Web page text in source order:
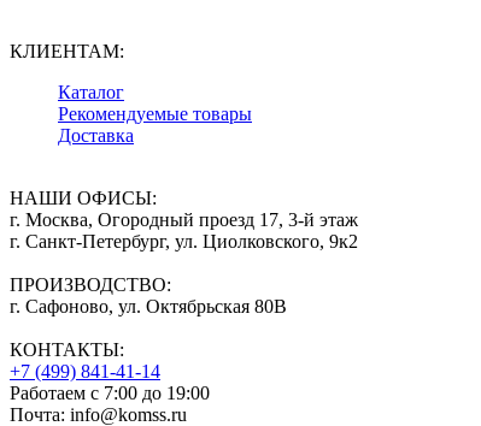
КЛИЕНТАМ:
Каталог
Рекомендуемые товары
Доставка
НАШИ ОФИСЫ:
г. Москва, Огородный проезд 17, 3-й этаж
г. Санкт-Петербург, ул. Циолковского, 9к2
ПРОИЗВОДСТВО:
г. Сафоново, ул. Октябрьская 80В
КОНТАКТЫ:
+7 (499) 841-41-14
Работаем с 7:00 до 19:00
Почта: info@komss.ru